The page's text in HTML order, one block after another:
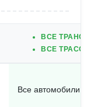
ВСЕ
ВСЕ
Все автомобили